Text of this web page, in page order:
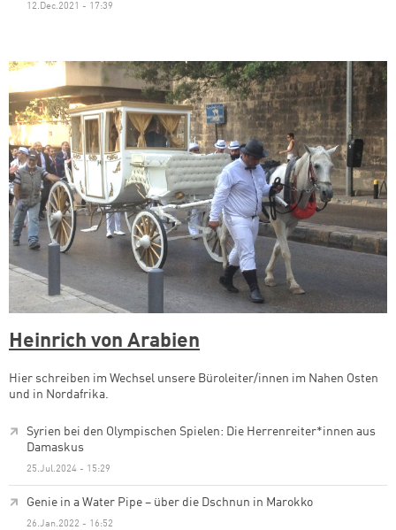
12.Dec.2021 - 17:39
Heinrich von Arabien
Hier schreiben im Wechsel unsere Büroleiter/innen im Nahen Osten
und in Nordafrika.
Syrien bei den Olympischen Spielen: Die Herrenreiter*innen aus
Damaskus
25.Jul.2024 - 15:29
Genie in a Water Pipe – über die Dschnun in Marokko
26.Jan.2022 - 16:52
Zum Warenkorb
weiter lesen Zum Warenkorb